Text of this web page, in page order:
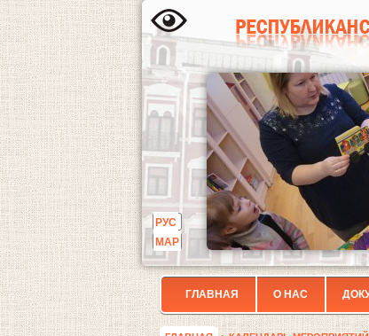
РУС
МАР
ГЛАВНАЯ О НАС